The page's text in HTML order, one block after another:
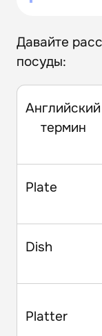
Давайте
посуды:
Английский
термин
Plate
Dish
Platter